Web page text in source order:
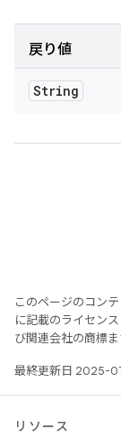
戻り値
String
このページのコン
に記載のライセン
び関連会社の商標ま
最終更新日 2025-
リソース